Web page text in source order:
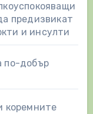
предизвикат
и инсулти
по-добър
коремните